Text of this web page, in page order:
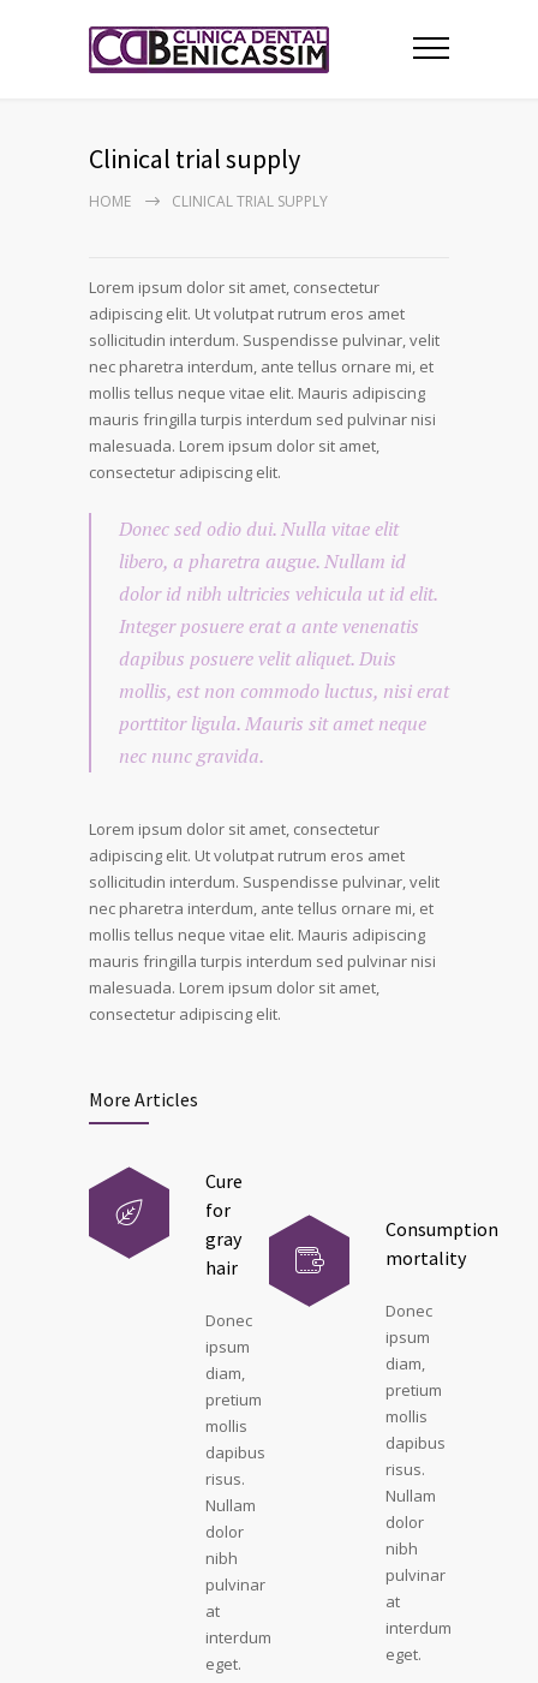
Clinical trial supply
HOME CLINICAL TRIAL SUPPLY
Lorem ipsum dolor sit amet, consectetur
adipiscing elit. Ut volutpat rutrum eros amet
sollicitudin interdum. Suspendisse pulvinar, velit
nec pharetra interdum, ante tellus ornare mi, et
mollis tellus neque vitae elit. Mauris adipiscing
mauris fringilla turpis interdum sed pulvinar nisi
malesuada. Lorem ipsum dolor sit amet,
consectetur adipiscing elit.
Donec sed odio dui. Nulla vitae elit
libero, a pharetra augue. Nullam id
dolor id nibh ultricies vehicula ut id elit.
Integer posuere erat a ante venenatis
dapibus posuere velit aliquet. Duis
mollis, est non commodo luctus, nisi erat
porttitor ligula. Mauris sit amet neque
nec nunc gravida.
Lorem ipsum dolor sit amet, consectetur
adipiscing elit. Ut volutpat rutrum eros amet
sollicitudin interdum. Suspendisse pulvinar, velit
nec pharetra interdum, ante tellus ornare mi, et
mollis tellus neque vitae elit. Mauris adipiscing
mauris fringilla turpis interdum sed pulvinar nisi
malesuada. Lorem ipsum dolor sit amet,
consectetur adipiscing elit.
More Articles
Cure
for
gray
hair
Donec
ipsum
diam,
pretium
mollis
dapibus
risus.
Nullam
dolor
nibh
pulvinar
at
interdum
eget.
Consumption
mortality
Donec
ipsum
diam,
pretium
mollis
dapibus
risus.
Nullam
dolor
nibh
pulvinar
at
interdum
eget.